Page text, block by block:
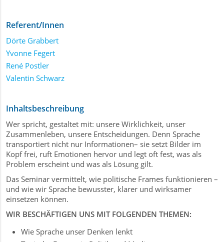
Referent/Innen
Dörte Grabbert
Yvonne Fegert
René Postler
Valentin Schwarz
Inhaltsbeschreibung
Wer spricht, gestaltet mit: unsere Wirklichkeit, unser
Zusammenleben, unsere Entscheidungen. Denn Sprache
transportiert nicht nur Informationen– sie setzt Bilder im
Kopf frei, ruft Emotionen hervor und legt oft fest, was als
Problem erscheint und was als Lösung gilt.
Das Seminar vermittelt, wie politische Frames funktionieren –
und wie wir Sprache bewusster, klarer und wirksamer
einsetzen können.
WIR BESCHÄFTIGEN UNS MIT FOLGENDEN THEMEN:
Wie Sprache unser Denken lenkt